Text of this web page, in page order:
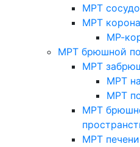
МРТ
МРТ
МР-
МРТ брюшной
МРТ
МРТ
МРТ
МРТ
МРТ печени